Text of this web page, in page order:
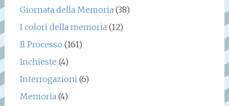
Giornata della Memoria (38)
I colori della memoria (12)
Il Processo (161)
Inchieste (4)
Interrogazioni (6)
Memoria (4)